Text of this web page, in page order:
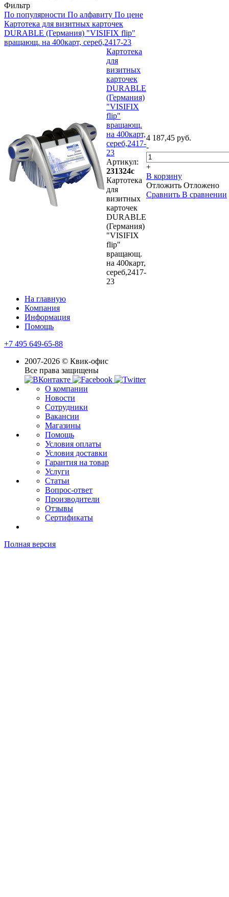
Фильтр
По популярности По алфавиту По цене
Картотека для визитных карточек
DURABLE (Германия) "VISIFIX flip"
вращающ. на 400карт, сереб,2417-23
Картотека
для
визитных
карточек
DURABLE
(Германия)
"VISIFIX
flip"
вращающ.
на 400карт,
сереб,2417-
23
Артикул:
231324с
Картотека
для
визитных
карточек
DURABLE
(Германия)
"VISIFIX
flip"
вращающ.
на 400карт,
сереб,2417-
23
4 187,45 руб.
-
+
В корзину
Отложить Отложено
Сравнить В сравнении
На главную
Компания
Информация
Помощь
+7 495 649-65-88
2007-2026 © Квик-офис
Все права защищены
О компании
Новости
Сотрудники
Вакансии
Магазины
Помощь
Условия оплаты
Условия доставки
Гарантия на товар
Услуги
Статьи
Вопрос-ответ
Производители
Отзывы
Сертификаты
Полная версия